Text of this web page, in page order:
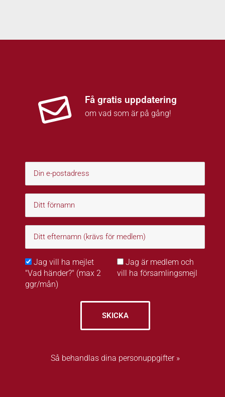
Få gratis uppdatering
om vad som är på gång!
Jag vill ha mejlet
"Vad händer?" (max 2
ggr/mån)
Jag är medlem och
vill ha församlingsmejl
SKICKA
Så behandlas dina personuppgifter »